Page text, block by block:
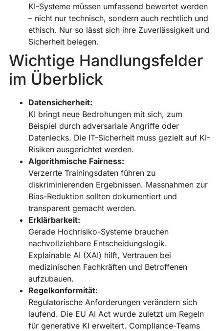
KI-Systeme müssen umfassend bewertet werden
– nicht nur technisch, sondern auch rechtlich und
ethisch. Nur so lässt sich ihre Zuverlässigkeit und
Sicherheit belegen.
Wichtige Handlungsfelder
im Überblick
Datensicherheit:
KI bringt neue Bedrohungen mit sich, zum
Beispiel durch adversariale Angriffe oder
Datenlecks. Die IT-Sicherheit muss gezielt auf KI-
Risiken ausgerichtet werden.
Algorithmische Fairness:
Verzerrte Trainingsdaten führen zu
diskriminierenden Ergebnissen. Massnahmen zur
Bias-Reduktion sollten dokumentiert und
transparent gemacht werden.
Erklärbarkeit:
Gerade Hochrisiko-Systeme brauchen
nachvollziehbare Entscheidungslogik.
Explainable AI (XAI) hilft, Vertrauen bei
medizinischen Fachkräften und Betroffenen
aufzubauen.
Regelkonformität:
Regulatorische Anforderungen verändern sich
laufend. Die EU AI Act wurde zuletzt um Regeln
für generative KI erweitert. Compliance-Teams